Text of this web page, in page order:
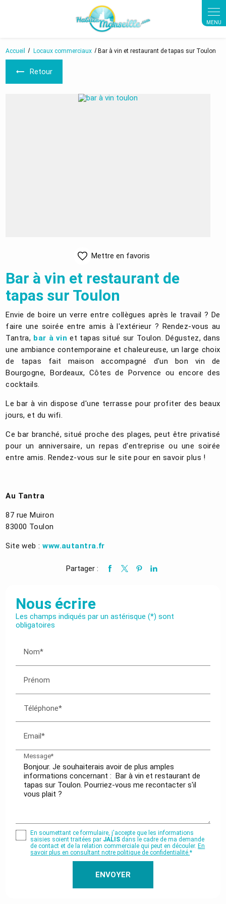
Accueil Locaux commerciaux Bar à vin et restaurant de tapas sur Toulon
Retour
Mettre en favoris
Bar à vin et restaurant de
tapas sur Toulon
Envie de boire un verre entre collègues après le travail ? De
faire une soirée entre amis à l'extérieur ? Rendez-vous au
Tantra, bar à vin et tapas situé sur Toulon. Dégustez, dans
une ambiance contemporaine et chaleureuse, un large choix
de tapas fait maison accompagné d'un bon vin de
Bourgogne, Bordeaux, Côtes de Porvence ou encore des
cocktails.
Le bar à vin dispose d'une terrasse pour profiter des beaux
jours, et du wifi.
Ce bar branché, situé proche des plages, peut être privatisé
pour un anniversaire, un repas d'entreprise ou une soirée
entre amis. Rendez-vous sur le site pour en savoir plus !
Au Tantra
87 rue Muiron
83000 Toulon
Site web :www.autantra.fr
Partager :
Nous écrire
Les champs indiqués par un astérisque (*) sont
obligatoires
Nom*
Prénom
Téléphone*
Email*
Message*
En soumettant ce formulaire, j'accepte que les informations
saisies soient traitées par JALIS dans le cadre de ma demande
de contact et de la relation commerciale qui peut en découler. En
savoir plus en consultant notre politique de confidentialité.*
Panneau de gestion des cookies